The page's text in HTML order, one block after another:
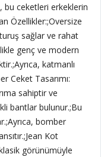
bu ceketleri erkeklerin
Özellikler:;Oversize
sağlar ve rahat
genç ve modern
katmanlı
Ceket Tasarımı:
sahiptir ve
bantlar bulunur.;Bu
bomber
Kot
görünümüyle